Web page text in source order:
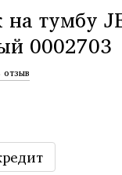
тумбу
0002703
отзыв